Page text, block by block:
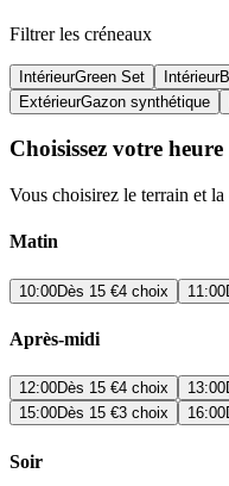
Filtrer les créneaux
IntérieurGreen Set Intérieur
ExtérieurGazon synthétique
Choisissez votre heure
Vous choisirez le terrain et la
Matin
10:00Dès 15 €4 choix 11:00
Après-midi
12:00Dès 15 €4 choix 13:00
15:00Dès 15 €3 choix 16:00
Soir